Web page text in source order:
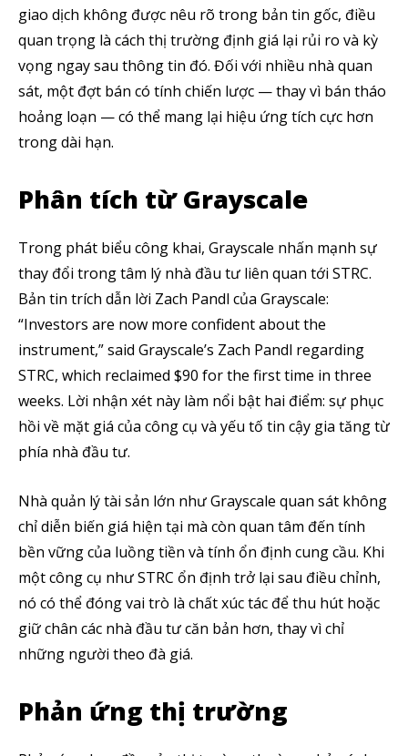
giao dịch không được nêu rõ trong bản tin gốc, điều
quan trọng là cách thị trường định giá lại rủi ro và kỳ
vọng ngay sau thông tin đó. Đối với nhiều nhà quan
sát, một đợt bán có tính chiến lược — thay vì bán tháo
hoảng loạn — có thể mang lại hiệu ứng tích cực hơn
trong dài hạn.
Phân tích từ Grayscale
Trong phát biểu công khai, Grayscale nhấn mạnh sự
thay đổi trong tâm lý nhà đầu tư liên quan tới STRC.
Bản tin trích dẫn lời Zach Pandl của Grayscale:
“Investors are now more confident about the
instrument,” said Grayscale’s Zach Pandl regarding
STRC, which reclaimed $90 for the first time in three
weeks. Lời nhận xét này làm nổi bật hai điểm: sự phục
hồi về mặt giá của công cụ và yếu tố tin cậy gia tăng từ
phía nhà đầu tư.
Nhà quản lý tài sản lớn như Grayscale quan sát không
chỉ diễn biến giá hiện tại mà còn quan tâm đến tính
bền vững của luồng tiền và tính ổn định cung cầu. Khi
một công cụ như STRC ổn định trở lại sau điều chỉnh,
nó có thể đóng vai trò là chất xúc tác để thu hút hoặc
giữ chân các nhà đầu tư căn bản hơn, thay vì chỉ
những người theo đà giá.
Phản ứng thị trường